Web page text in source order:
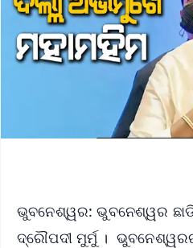
ଭୁବନେଶ୍ୱର: ଭୁବନେଶ୍ୱର
ଦ୍ରୌପଦୀ ମୁର୍ମୁ ।